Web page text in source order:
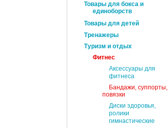
Товары для бокса и
единоборств
Товары для детей
Тренажеры
Туризм и отдых
Фитнес
Аксессуары для
фитнеса
Бандажи, суппорты,
повязки
Диски здоровья,
ролики
гимнастические